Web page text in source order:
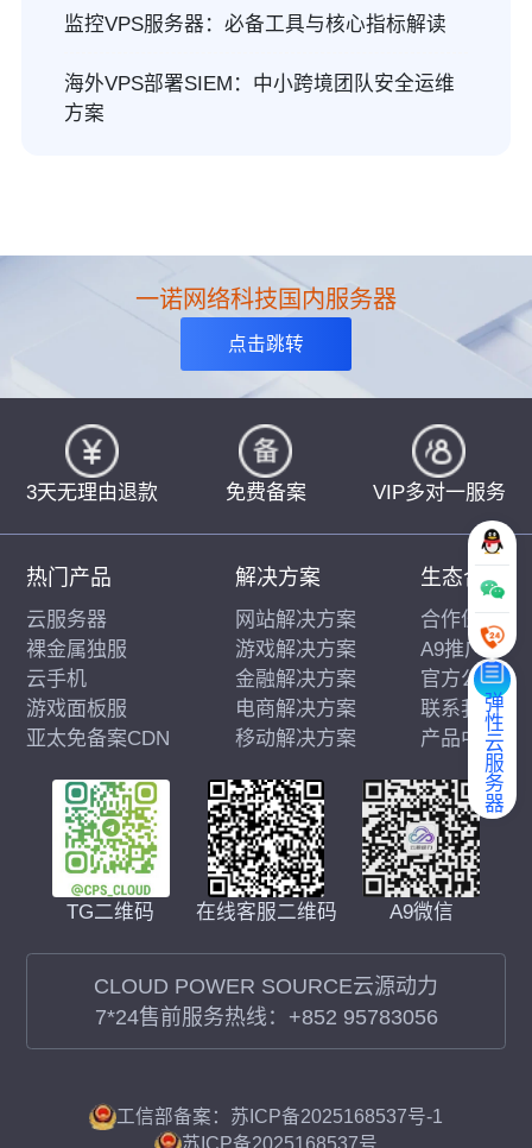
监控VPS服务器：必备工具与核心指标解读
海外VPS部署SIEM：中小跨境团队安全运维
方案
弹性云服务器
一诺网络科技国内服务器
点击跳转
3天无理由退款 免费备案 VIP多对一服务
TG二维码 在线客服二维码 A9微信
CLOUD POWER SOURCE云源动力
7*24售前服务热线： +852 95783056
热门产品
云服务器
裸金属独服
云手机
游戏面板服
亚太免备案CDN
解决方案
网站解决方案
游戏解决方案
金融解决方案
电商解决方案
移动解决方案
生态合作
合作伙伴
A9推广
官方公告
联系我们
产品中心
工信部备案：苏ICP备2025168537号-1
苏ICP备2025168537号